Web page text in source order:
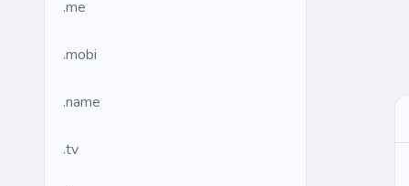
.me
.mobi
.name
.tv